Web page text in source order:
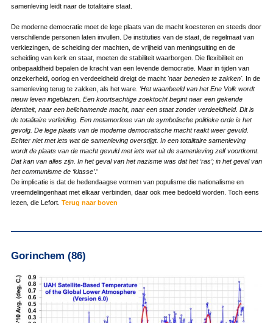
samenleving leidt naar de totalitaire staat.
De moderne democratie moet de lege plaats van de macht koesteren en steeds door
verschillende personen laten invullen. De instituties van de staat, de regelmaat van
verkiezingen, de scheiding der machten, de vrijheid van meningsuiting en de
scheiding van kerk en staat, moeten de stabiliteit waarborgen. Die flexibiliteit en
onbepaaldheid bepalen de kracht van een levende democratie. Maar in tijden van
onzekerheid, oorlog en verdeeldheid dreigt de macht 'naar beneden te zakken'. In de
samenleving terug te zakken, als het ware. 'Het waanbeeld van het Ene Volk wordt
nieuw leven ingeblazen. Een koortsachtige zoektocht begint naar een gekende
identiteit, naar een belichamende macht, naar een staat zonder verdeeldheid. Dit is
de totalitaire verleiding. Een metamorfose van de symbolische politieke orde is het
gevolg. De lege plaats van de moderne democratische macht raakt weer gevuld.
Echter niet met iets wat de samenleving overstijgt. In een totalitaire samenleving
wordt de plaats van de macht gevuld met iets wat uit de samenleving zelf voortkomt.
Dat kan van alles zijn. In het geval van het nazisme was dat het ‘ras’; in het geval van
het communisme de ‘klasse’.'
De implicatie is dat de hedendaagse vormen van populisme die nationalisme en
vreemdelingenhaat met elkaar verbinden, daar ook mee bedoeld worden. Toch eens
lezen, die Lefort. Terug naar boven
Gorinchem (86)